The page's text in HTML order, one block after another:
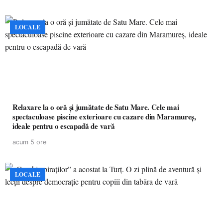
LOCALE
Relaxare la o oră și jumătate de Satu Mare. Cele mai
spectaculoase piscine exterioare cu cazare din Maramureș,
ideale pentru o escapadă de vară
acum 5 ore
LOCALE